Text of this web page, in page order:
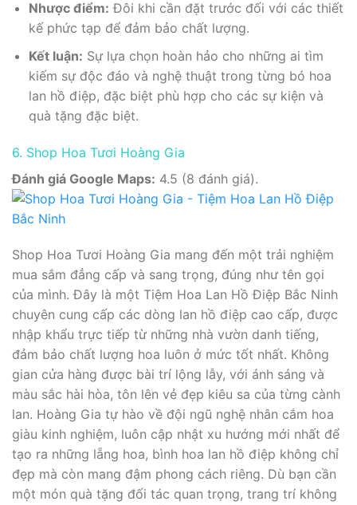
Nhược điểm: Đôi khi cần đặt trước đối với các thiết
kế phức tạp để đảm bảo chất lượng.
Kết luận: Sự lựa chọn hoàn hảo cho những ai tìm
kiếm sự độc đáo và nghệ thuật trong từng bó hoa
lan hồ điệp, đặc biệt phù hợp cho các sự kiện và
quà tặng đặc biệt.
6. Shop Hoa Tươi Hoàng Gia
Đánh giá Google Maps: 4.5 (8 đánh giá).
Shop Hoa Tươi Hoàng Gia mang đến một trải nghiệm
mua sắm đẳng cấp và sang trọng, đúng như tên gọi
của mình. Đây là một Tiệm Hoa Lan Hồ Điệp Bắc Ninh
chuyên cung cấp các dòng lan hồ điệp cao cấp, được
nhập khẩu trực tiếp từ những nhà vườn danh tiếng,
đảm bảo chất lượng hoa luôn ở mức tốt nhất. Không
gian cửa hàng được bài trí lộng lẫy, với ánh sáng và
màu sắc hài hòa, tôn lên vẻ đẹp kiêu sa của từng cành
lan. Hoàng Gia tự hào về đội ngũ nghệ nhân cắm hoa
giàu kinh nghiệm, luôn cập nhật xu hướng mới nhất để
tạo ra những lẵng hoa, bình hoa lan hồ điệp không chỉ
đẹp mà còn mang đậm phong cách riêng. Dù bạn cần
một món quà tặng đối tác quan trọng, trang trí không